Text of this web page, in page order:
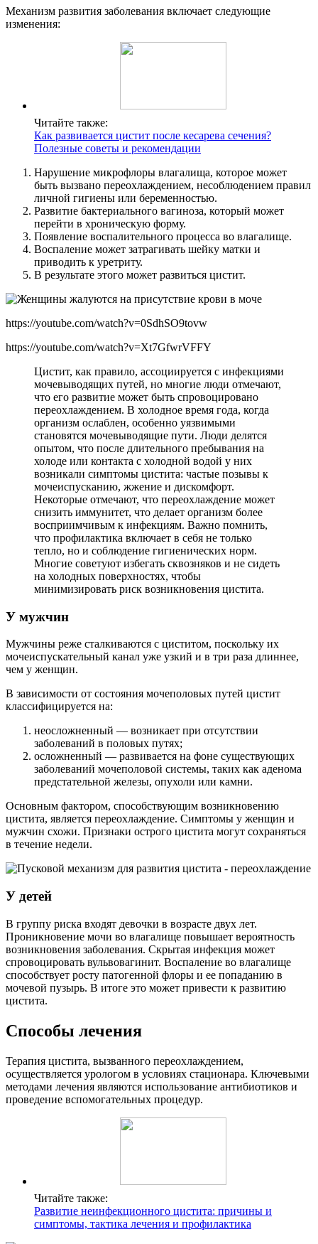
Механизм развития заболевания включает следующие
изменения:
Читайте также:
Как развивается цистит после кесарева сечения?
Полезные советы и рекомендации
Нарушение микрофлоры влагалища, которое может
быть вызвано переохлаждением, несоблюдением правил
личной гигиены или беременностью.
Развитие бактериального вагиноза, который может
перейти в хроническую форму.
Появление воспалительного процесса во влагалище.
Воспаление может затрагивать шейку матки и
приводить к уретриту.
В результате этого может развиться цистит.
https://youtube.com/watch?v=0SdhSO9tovw
https://youtube.com/watch?v=Xt7GfwrVFFY
Цистит, как правило, ассоциируется с инфекциями
мочевыводящих путей, но многие люди отмечают,
что его развитие может быть спровоцировано
переохлаждением. В холодное время года, когда
организм ослаблен, особенно уязвимыми
становятся мочевыводящие пути. Люди делятся
опытом, что после длительного пребывания на
холоде или контакта с холодной водой у них
возникали симптомы цистита: частые позывы к
мочеиспусканию, жжение и дискомфорт.
Некоторые отмечают, что переохлаждение может
снизить иммунитет, что делает организм более
восприимчивым к инфекциям. Важно помнить,
что профилактика включает в себя не только
тепло, но и соблюдение гигиенических норм.
Многие советуют избегать сквозняков и не сидеть
на холодных поверхностях, чтобы
минимизировать риск возникновения цистита.
У мужчин
Мужчины реже сталкиваются с циститом, поскольку их
мочеиспускательный канал уже узкий и в три раза длиннее,
чем у женщин.
В зависимости от состояния мочеполовых путей цистит
классифицируется на:
неосложненный — возникает при отсутствии
заболеваний в половых путях;
осложненный — развивается на фоне существующих
заболеваний мочеполовой системы, таких как аденома
предстательной железы, опухоли или камни.
Основным фактором, способствующим возникновению
цистита, является переохлаждение. Симптомы у женщин и
мужчин схожи. Признаки острого цистита могут сохраняться
в течение недели.
У детей
В группу риска входят девочки в возрасте двух лет.
Проникновение мочи во влагалище повышает вероятность
возникновения заболевания. Скрытая инфекция может
спровоцировать вульвовагинит. Воспаление во влагалище
способствует росту патогенной флоры и ее попаданию в
мочевой пузырь. В итоге это может привести к развитию
цистита.
Способы лечения
Терапия цистита, вызванного переохлаждением,
осуществляется урологом в условиях стационара. Ключевыми
методами лечения являются использование антибиотиков и
проведение вспомогательных процедур.
Читайте также:
Развитие неинфекционного цистита: причины и
симптомы, тактика лечения и профилактика